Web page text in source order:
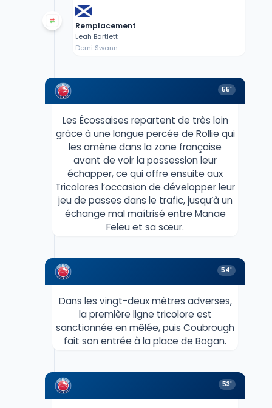
Remplacement
Leah Bartlett
Demi Swann
55'
Les Écossaises repartent de très loin
grâce à une longue percée de Rollie qui
les amène dans la zone française
avant de voir la possession leur
échapper, ce qui offre ensuite aux
Tricolores l’occasion de développer leur
jeu de passes dans le trafic, jusqu’à un
échange mal maîtrisé entre Manae
Feleu et sa sœur.
54'
Dans les vingt-deux mètres adverses,
la première ligne tricolore est
sanctionnée en mêlée, puis Coubrough
fait son entrée à la place de Bogan.
53'